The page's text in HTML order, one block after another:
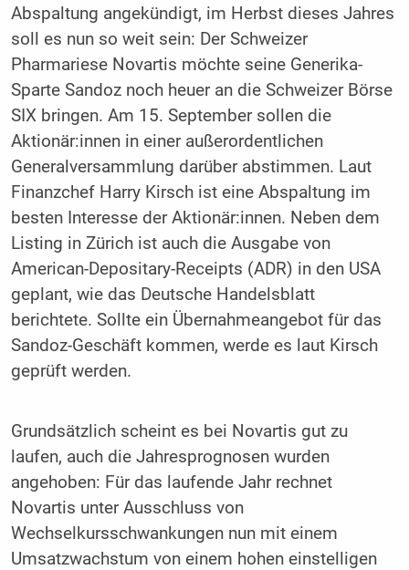
Abspaltung angekündigt, im Herbst dieses Jahres
soll es nun so weit sein: Der Schweizer
Pharmariese Novartis möchte seine Generika-
Sparte Sandoz noch heuer an die Schweizer Börse
SIX bringen. Am 15. September sollen die
Aktionär:innen in einer außerordentlichen
Generalversammlung darüber abstimmen. Laut
Finanzchef Harry Kirsch ist eine Abspaltung im
besten Interesse der Aktionär:innen. Neben dem
Listing in Zürich ist auch die Ausgabe von
American-Depositary-Receipts (ADR) in den USA
geplant, wie das Deutsche Handelsblatt
berichtete. Sollte ein Übernahmeangebot für das
Sandoz-Geschäft kommen, werde es laut Kirsch
geprüft werden.
Grundsätzlich scheint es bei Novartis gut zu
laufen, auch die Jahresprognosen wurden
angehoben: Für das laufende Jahr rechnet
Novartis unter Ausschluss von
Wechselkursschwankungen nun mit einem
Umsatzwachstum von einem hohen einstelligen